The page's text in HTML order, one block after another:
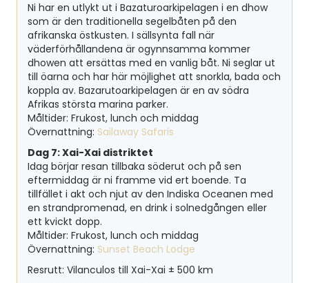
Ni har en utlykt ut i Bazaturoarkipelagen i en dhow
som är den traditionella segelbåten på den
afrikanska östkusten. I sällsynta fall när
väderförhållandena är ogynnsamma kommer
dhowen att ersättas med en vanlig båt. Ni seglar ut
till öarna och har här möjlighet att snorkla, bada och
koppla av. Bazarutoarkipelagen är en av södra
Afrikas största marina parker.
Måltider: Frukost, lunch och middag
Övernattning: Sailaway Safaris
Dag 7: Xai-Xai distriktet
Idag börjar resan tillbaka söderut och på sen
eftermiddag är ni framme vid ert boende. Ta
tillfället i akt och njut av den Indiska Oceanen med
en strandpromenad, en drink i solnedgången eller
ett kvickt dopp.
Måltider: Frukost, lunch och middag
Övernattning: Sunset Beach Lodge
Resrutt: Vilanculos till Xai-Xai ± 500 km